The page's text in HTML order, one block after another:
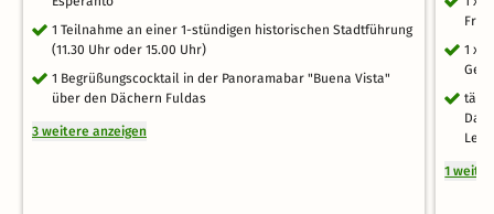
1 Teilnahme an einer 1-stündigen historischen Stadtführung
(11.30 Uhr oder 15.00 Uhr)
1 Begrüßungscocktail in der Panoramabar "Buena Vista"
über den Dächern Fuldas
3 weitere anzeigen
1 x
1